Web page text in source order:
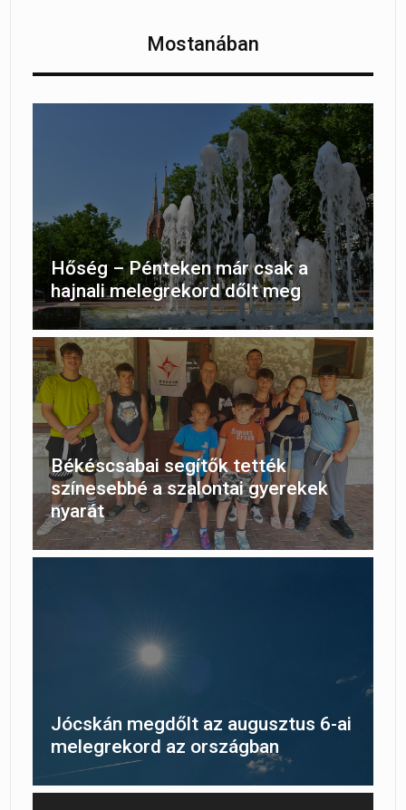
Mostanában
Hőség – Pénteken már csak a
hajnali melegrekord dőlt meg
Békéscsabai segítők tették
színesebbé a szalontai gyerekek
nyarát
Jócskán megdőlt az augusztus 6-ai
melegrekord az országban